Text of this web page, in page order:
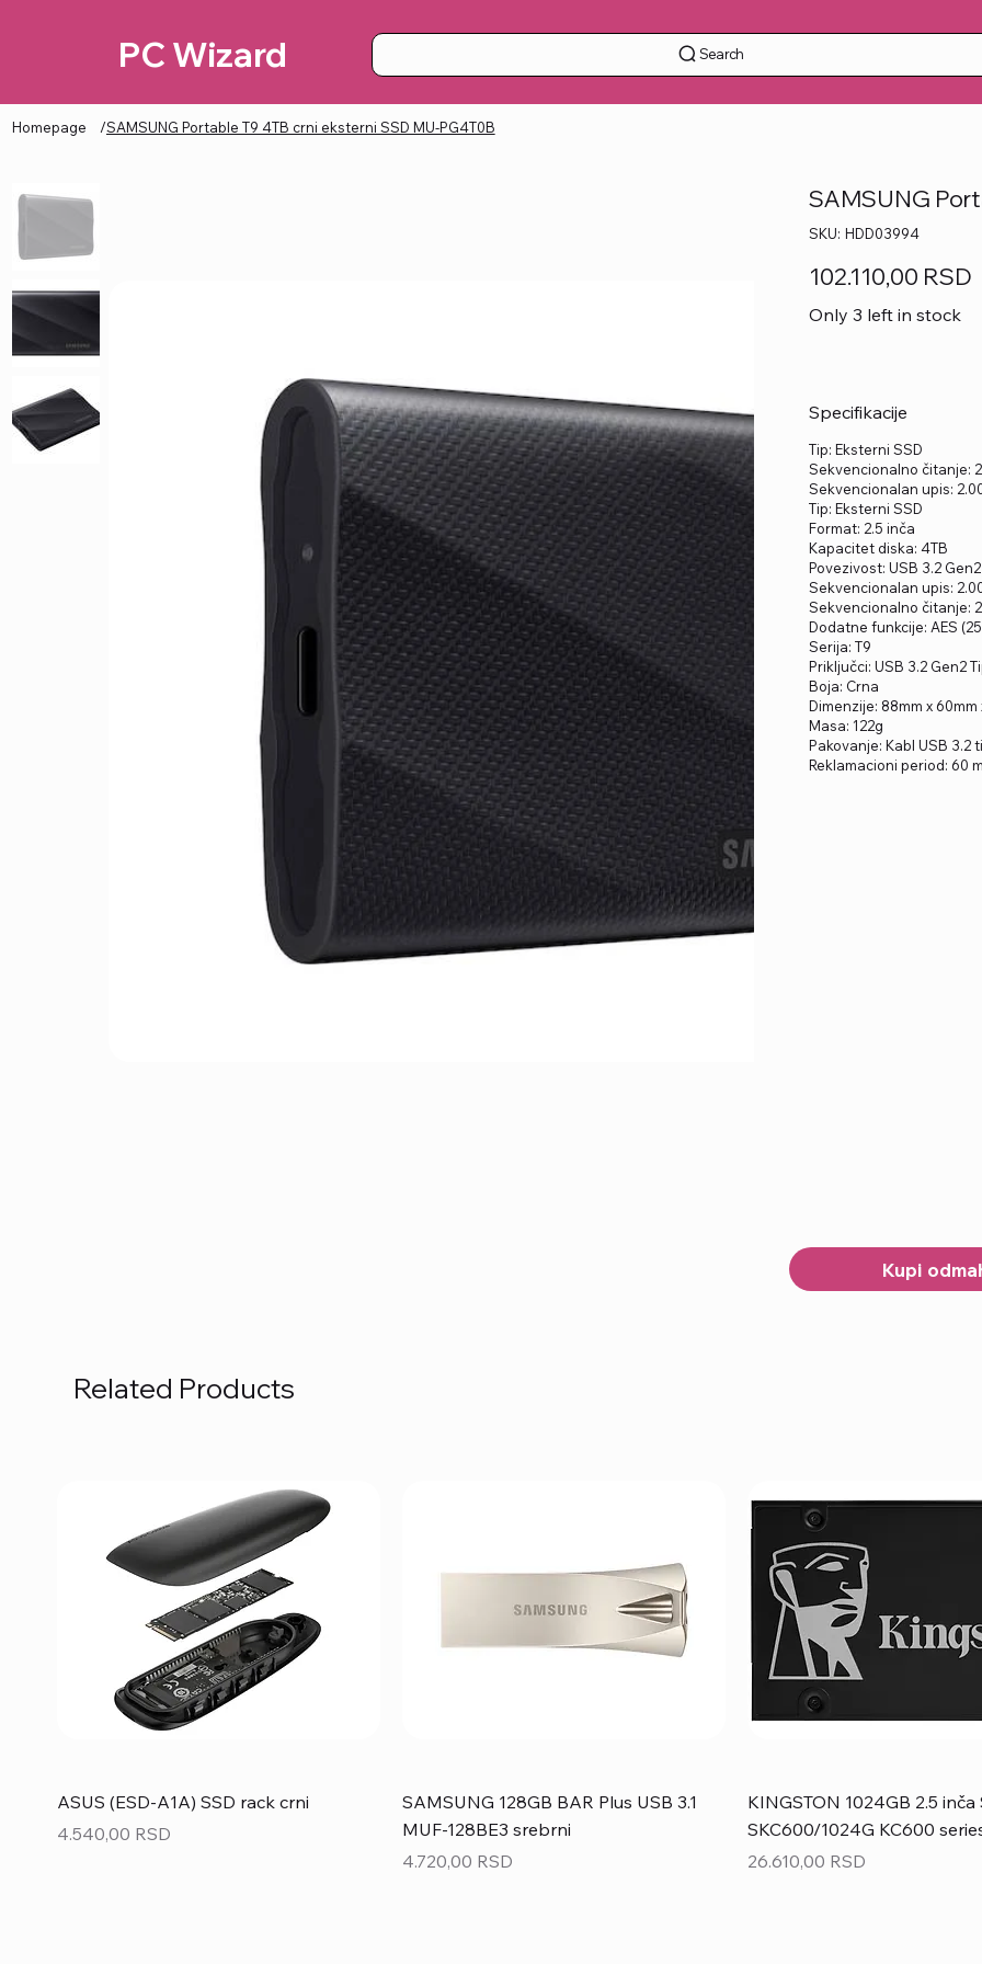
PC Wizard Search
Homepage /SAMSUNG Portable T9 4TB crni eksterni SSD MU-PG4T0B
SAMSUNG
SKU: SKU
HDD03994
HDD03994
102.110,00 RSD
Only 3 left in stock
Specifikacije
Tip: Eksterni SSD
Sekvencionalno čitanje:
Sekvencionalan upis:
Tip: Eksterni SSD
Format: 2.5 inča
Kapacitet diska: 4TB
Povezivost: USB 3.2
Sekvencionalan upis:
Sekvencionalno čitanje:
Dodatne funkcije: AES
Serija: T9
Priključci: USB 3.2 Gen2
Boja: Crna
Dimenzije: 88mm x 60mm
Masa: 122g
Pakovanje: Kabl USB 3.2
Reklamacioni period: 60
Kupi
Related Products
ASUS (ESD-A1A) SSD rack crni
Price
4.540,00 RSD
SAMSUNG 128GB BAR Plus USB 3.1
MUF-128BE3 srebrni
Price
4.720,00 RSD
KINGSTON 1024GB 2.5 inča
SKC600/1024G KC600
Price
26.610,00 RSD